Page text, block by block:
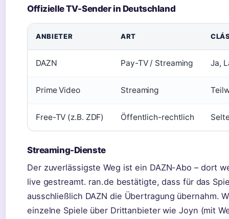
Offizielle TV-Sender in Deutschland
ANBIETER ART
DAZN Pay-TV / Streaming Ja,
Prime Video Streaming
Free-TV (z.B. ZDF) Öffentlich-rechtlich
Streaming-Dienste
Der zuverlässigste Weg ist ein DAZN-Abo – dort
live gestreamt. ran.de bestätigte, dass für das
ausschließlich DAZN die Übertragung übernahm.
einzelne Spiele über Drittanbieter wie Joyn (mit